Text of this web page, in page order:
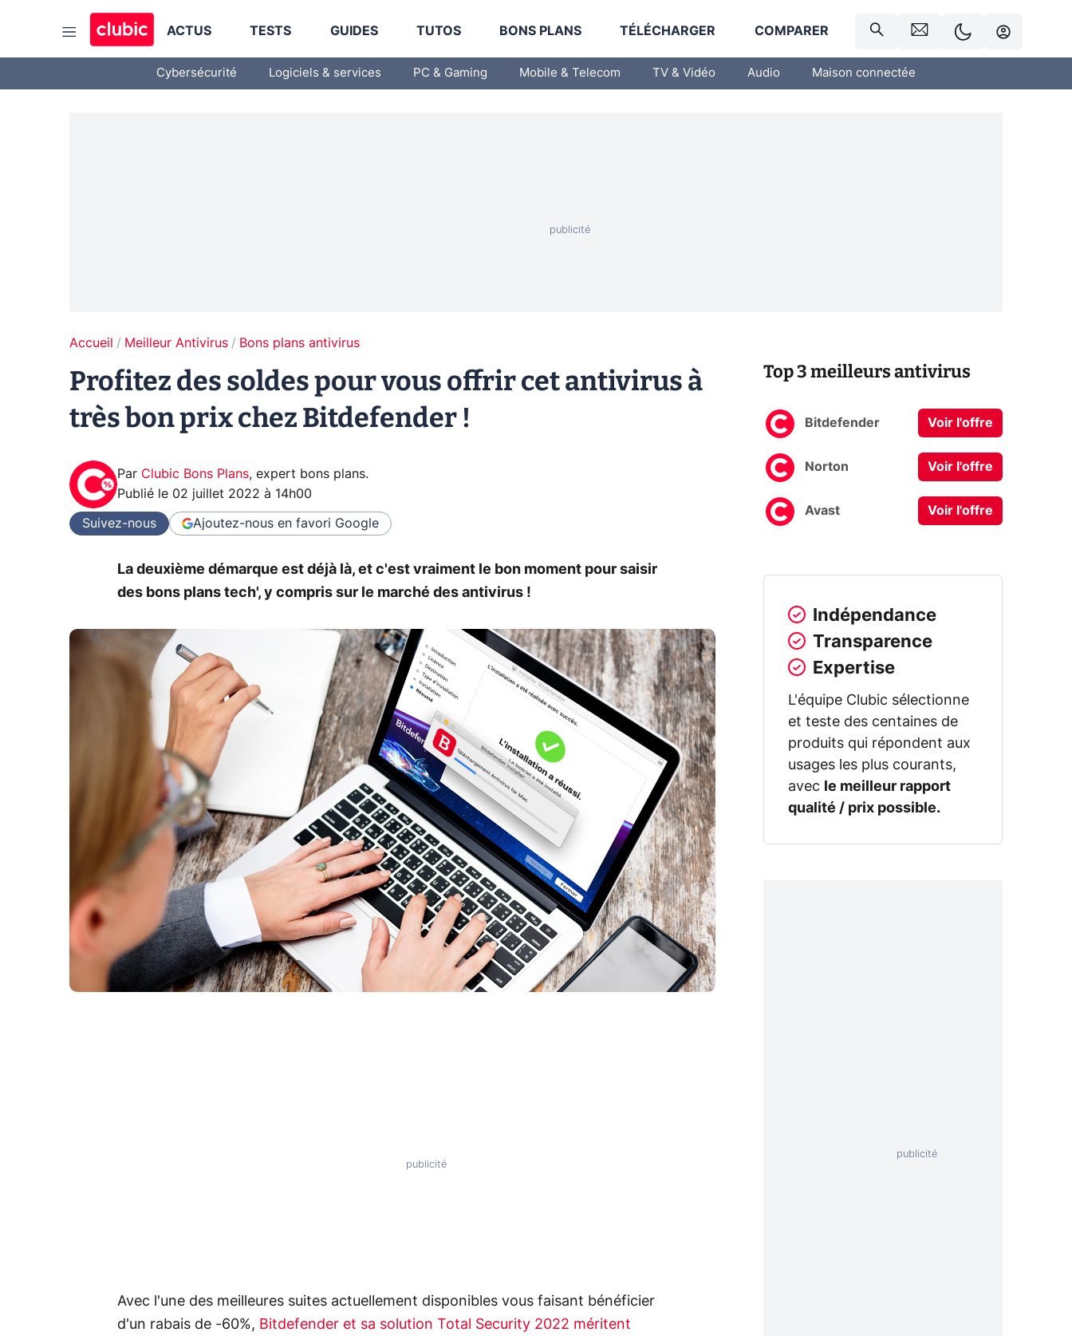
ACTUS TESTS GUIDES TUTOS BONS PLANS TÉLÉCHARGER COMPARER
Cybersécurité Logiciels & services PC & Gaming Mobile & Telecom TV & Vidéo Audio Maison connectée
Accueil Meilleur Antivirus Bons plans antivirus
Profitez des soldes pour vous offrir cet antivirus à
très bon prix chez Bitdefender !
Par Clubic Bons Plans, expert bons plans.
Publié le 02 juillet 2022 à 14h00
Suivez-nous Ajoutez-nous en favori Google
La deuxième démarque est déjà là, et c'est vraiment le bon moment pour saisir
des bons plans tech', y compris sur le marché des antivirus !
Avec l'une des meilleures suites actuellement disponibles vous faisant bénéficier
d'un rabais de -60%, Bitdefender et sa solution Total Security 2022 méritent
Top 3 meilleurs antivirus
Bitdefender Voir l'offre
Norton Voir l'offre
Avast Voir l'offre
Indépendance
Transparence
Expertise
L'équipe Clubic sélectionne
et teste des centaines de
produits qui répondent aux
usages les plus courants,
avec
le meilleur rapport
qualité / prix possible.